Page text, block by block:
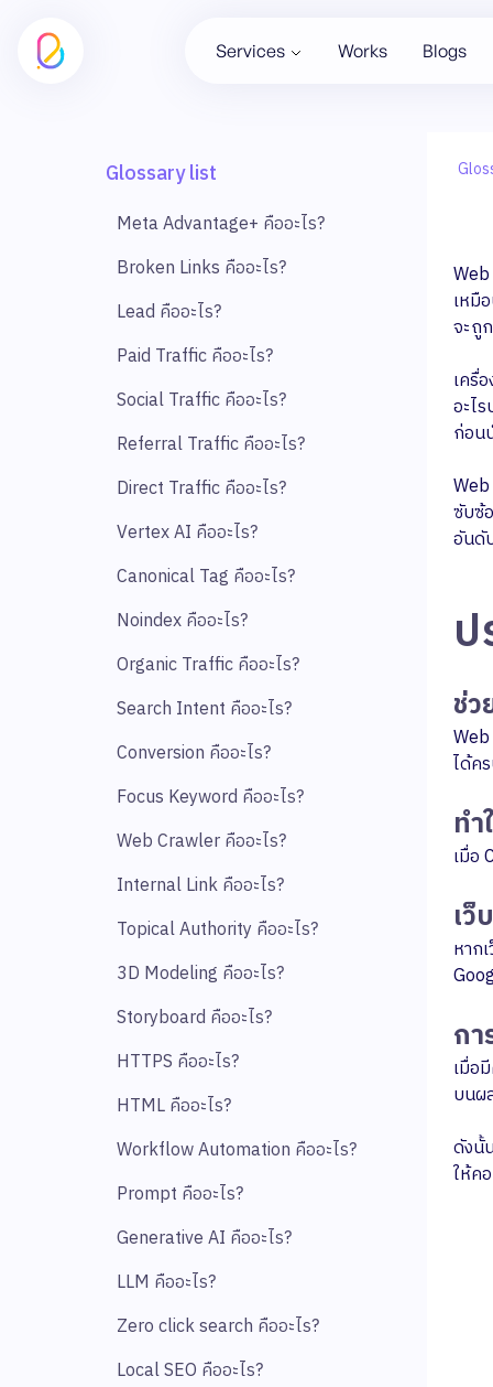
Services Works Blogs
Glossary list
Meta Advantage+ คืออะไร?
Broken Links คืออะไร?
Lead คืออะไร?
Paid Traffic คืออะไร?
Social Traffic คืออะไร?
Referral Traffic คืออะไร?
Direct Traffic คืออะไร?
Vertex AI คืออะไร?
Canonical Tag คืออะไร?
Noindex คืออะไร?
Organic Traffic คืออะไร?
Search Intent คืออะไร?
Conversion คืออะไร?
Focus Keyword คืออะไร?
Web Crawler คืออะไร?
Internal Link คืออะไร?
Topical Authority คืออะไร?
3D Modeling คืออะไร?
Storyboard คืออะไร?
HTTPS คืออะไร?
HTML คืออะไร?
Workflow Automation คืออะไร?
Prompt คืออะไร?
Generative AI คืออะไร?
LLM คืออะไร?
Zero click search คืออะไร?
Local SEO คืออะไร?
เหมื
จะถู
เครื่
อะไ
ก่อน
ซับซ้
อันดั
ช่ว
ได้ค
ท
เมื่อ
เ
หาก
ก
เมื่อ
บนผ
ดังนั้
ให้ค